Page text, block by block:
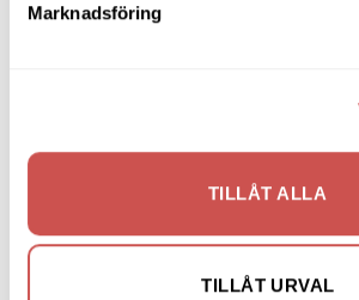
Marknadsföring
TILLÅT ALLA
TILLÅT URVAL
Skänkar & Sideboards